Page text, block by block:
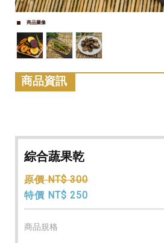
商品圖像
商品資訊
綜合蔬果乾
原價 NT$ 300
特價 NT$ 250
商品規格